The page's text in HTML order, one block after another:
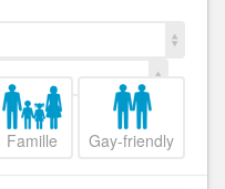
Famille Gay-friendly